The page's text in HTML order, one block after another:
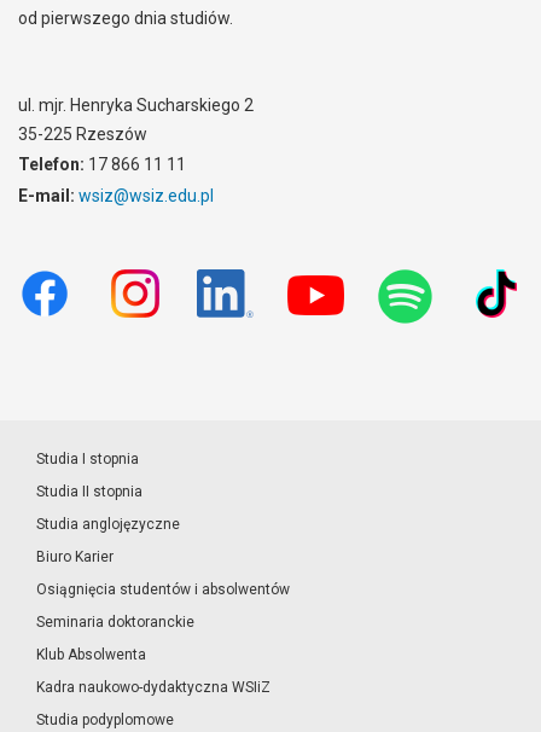
od pierwszego dnia studiów.
ul. mjr. Henryka Sucharskiego 2
35-225 Rzeszów
Telefon: 17 866 11 11
E-mail: wsiz@wsiz.edu.pl
Studia I stopnia
Studia II stopnia
Studia anglojęzyczne
Biuro Karier
Osiągnięcia studentów i absolwentów
Seminaria doktoranckie
Klub Absolwenta
Kadra naukowo-dydaktyczna WSIiZ
Studia podyplomowe